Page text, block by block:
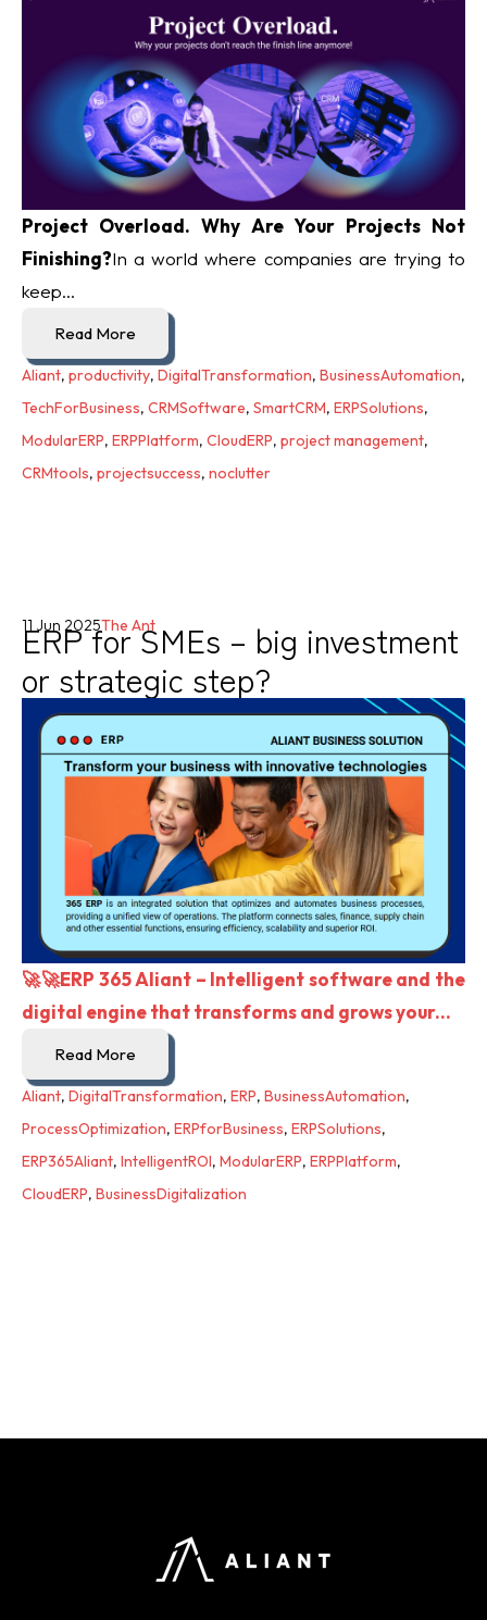
Project Overload. Why Are Your Projects Not
Finishing?In a world where companies are trying to
keep...
Read More
Aliant, productivity, DigitalTransformation, BusinessAutomation,
TechForBusiness, CRMSoftware, SmartCRM, ERPSolutions,
ModularERP, ERPPlatform, CloudERP, project management,
CRMtools, projectsuccess, noclutter
ERP for SMEs – big investment
or strategic step?
11 Jun 2025The Ant
🚀🚀ERP 365 Aliant – Intelligent software and the
digital engine that transforms and grows your...
Read More
Aliant, DigitalTransformation, ERP, BusinessAutomation,
ProcessOptimization, ERPforBusiness, ERPSolutions,
ERP365Aliant, IntelligentROI, ModularERP, ERPPlatform,
CloudERP, BusinessDigitalization